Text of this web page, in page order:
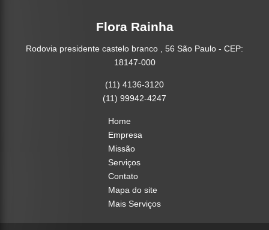
Flora Rainha
Rodovia presidente castelo branco , 56 São Paulo - CEP:
18147-000
(11) 4136-3120
(11) 99942-4247
Home
Empresa
Missão
Serviços
Contato
Mapa do site
Mais Serviços